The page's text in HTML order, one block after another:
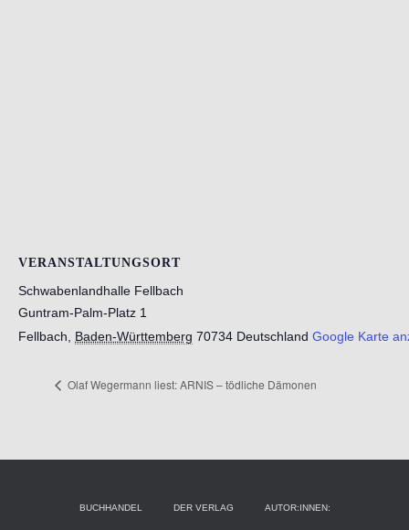
VERANSTALTUNGSORT
Schwabenlandhalle Fellbach
Guntram-Palm-Platz 1
Fellbach
Baden-Württemberg 70734 Deutschland Google Karte
Olaf Wegermann liest: ARNIS – tödliche Dämonen
BUCHHANDEL DER VERLAG AUTOR:INNEN: